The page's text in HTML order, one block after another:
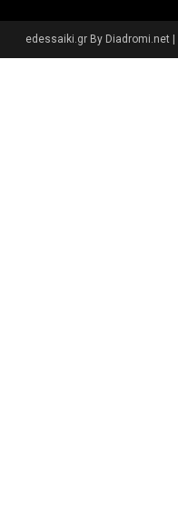
edessaiki.gr By Diadromi.net